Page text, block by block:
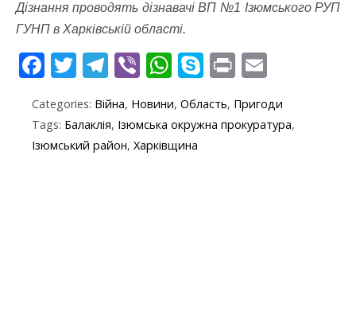
Дізнання проводять дізнавачі ВП №1 Ізюмського РУП
ГУНП в Харківській області.
F
e
b
T
itt
er
T
el
e
gr
Vi
er
W
at
s
S
y
Pr
t ai
l
Categories: Війна, Новини, Область, Пригоди
Tags: Балаклія, Ізюмська окружна прокуратура,
Ізюмський район, Харківщина